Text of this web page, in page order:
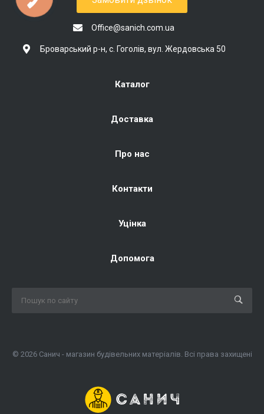
Office@sanich.com.ua
Броварський р-н, с. Гоголів, вул. Жердовська 50
Каталог
Доставка
Про нас
Контакти
Уцінка
Допомога
© 2026 Санич - магазин будівельних матеріалів. Всі права захищені